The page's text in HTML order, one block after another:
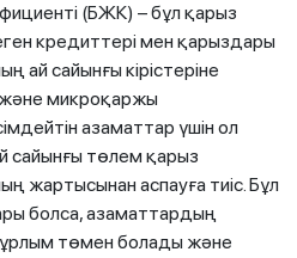
(БЖК) – бұл қарыз
кредиттері мен қарыздары
ай сайынғы кірістеріне
микроқаржы
азаматтар үшін ол
сайынғы төлем қарыз
жартысынан аспауға тиіс. Бұл
болса, азаматтардың
төмен болады және